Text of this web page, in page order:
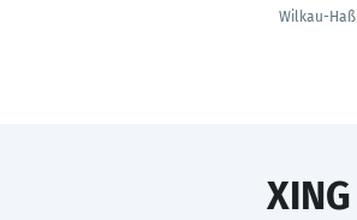
Wilkau-